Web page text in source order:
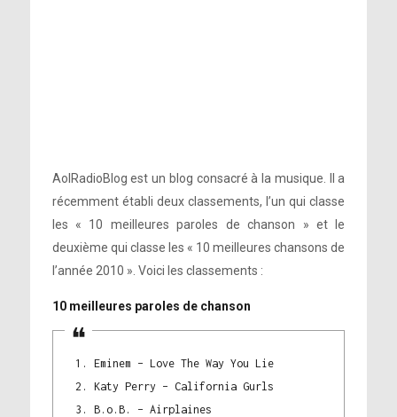
AolRadioBlog est un blog consacré à la musique. Il a
récemment établi deux classements, l’un qui classe
les « 10 meilleures paroles de chanson » et le
deuxième qui classe les « 10 meilleures chansons de
l’année 2010 ». Voici les classements :
10 meilleures paroles de chanson
1. Eminem – Love The Way You Lie
2. Katy Perry – California Gurls
3. B.o.B. – Airplaines